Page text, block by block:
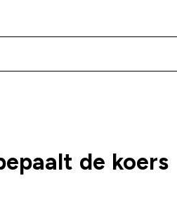
de koers